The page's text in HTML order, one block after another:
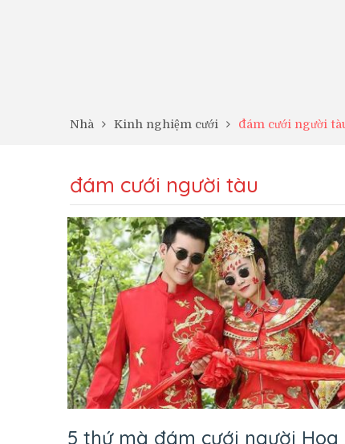
Nhà Kinh nghiệm cưới đám cưới người
đám cưới người tàu
5 thứ mà đám cưới người Hoa